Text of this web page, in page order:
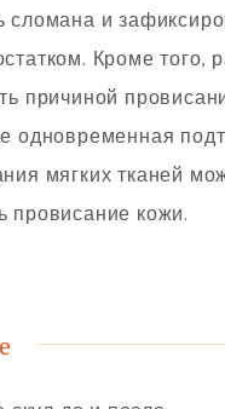
сломана и
Кроме того,
причиной
одновременная
мягких тканей
провисание кожи.